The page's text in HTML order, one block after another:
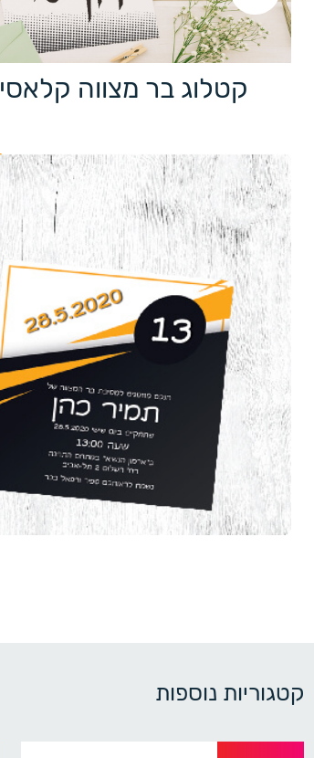
קטלוג בר מצווה קלאסי 94
קטגוריות נוספות